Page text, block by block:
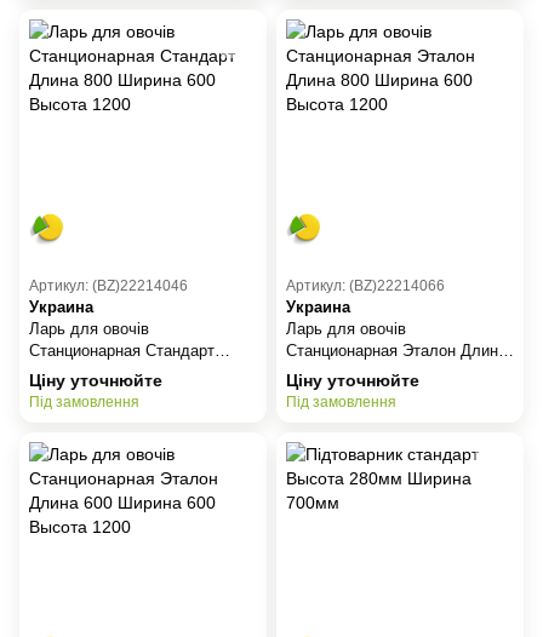
Артикул: (BZ)22214046
Украина
Ларь для овочів
Станционарная Стандарт
Длина 800 Ширина 600 Высота
1200
Ціну уточнюйте
Під замовлення
Артикул: (BZ)22214066
Украина
Ларь для овочів
Станционарная Эталон Длина
800 Ширина 600 Высота 1200
Ціну уточнюйте
Під замовлення